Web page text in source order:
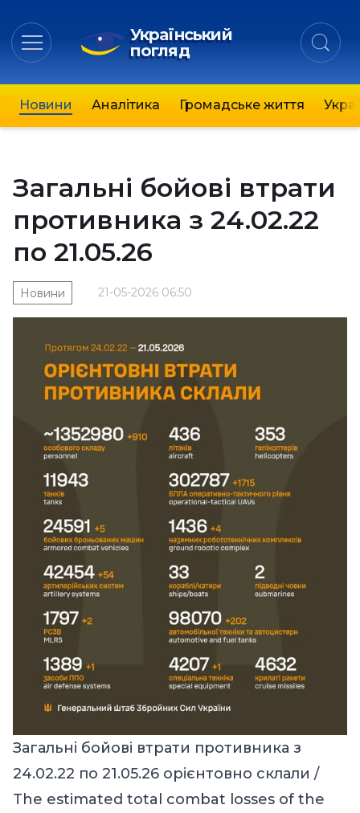
Український
погляд
Новини Аналітика Громадське життя
Загальні бойові втрати
противника з 24.02.22
по 21.05.26
21-05-2026 06:50
Новини
Загальні бойові втрати противника з
24.02.22 по 21.05.26 орієнтовно склали /
The estimated total combat losses of the